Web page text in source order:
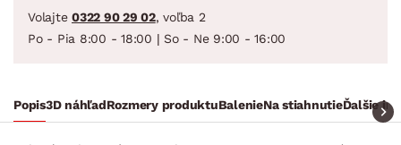
Volajte 0322 90 29 02, voľba 2
Po - Pia 8:00 - 18:00 | So - Ne 9:00 - 16:00
Popis3D náhľadRozmery produktuBalenieNa stiahnutieĎalšie